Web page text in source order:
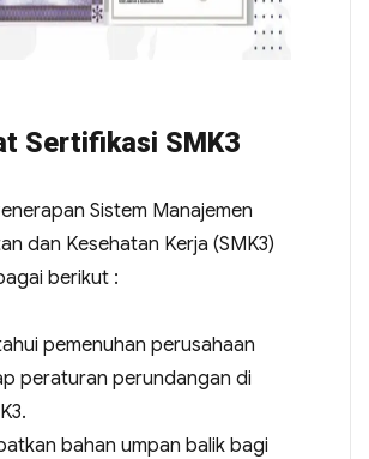
Sertifikasi SMK3
Sistem Manajemen
dan Kesehatan Kerja (SMK3)
berikut :
pemenuhan perusahaan
peraturan perundangan di
bahan umpan balik bagi